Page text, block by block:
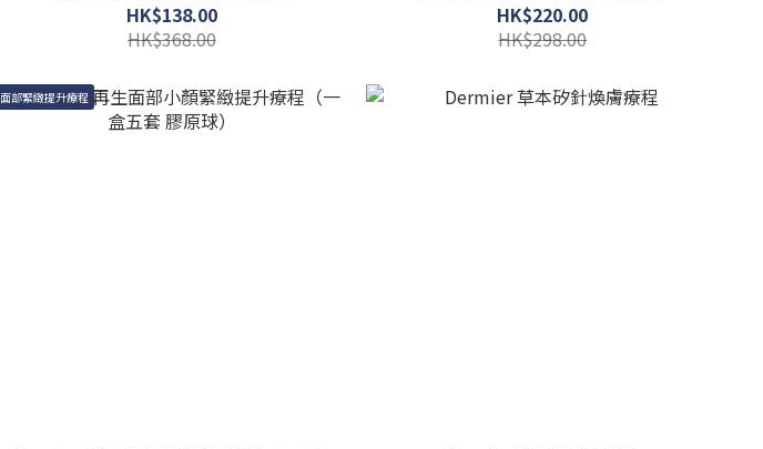
HK$138.00
HK$368.00
HK$220.00
HK$298.00
面部緊緻提升療程